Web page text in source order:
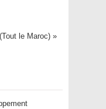
le Maroc) »